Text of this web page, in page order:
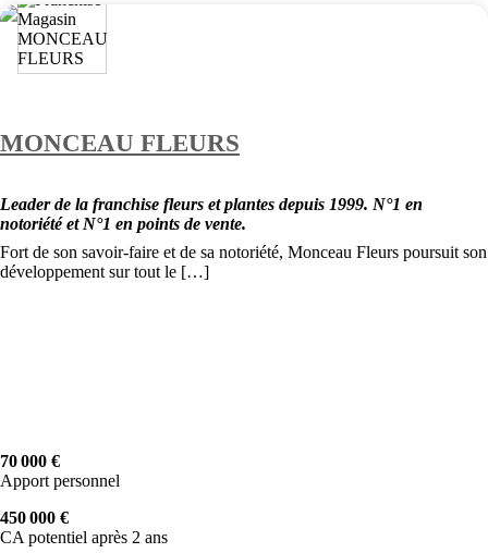
MONCEAU FLEURS
Leader de la franchise fleurs et plantes depuis 1999. N°1 en
notoriété et N°1 en points de vente.
Fort de son savoir-faire et de sa notoriété, Monceau Fleurs poursuit son
développement sur tout le […]
70 000 €
Apport personnel
450 000 €
CA potentiel après 2 ans